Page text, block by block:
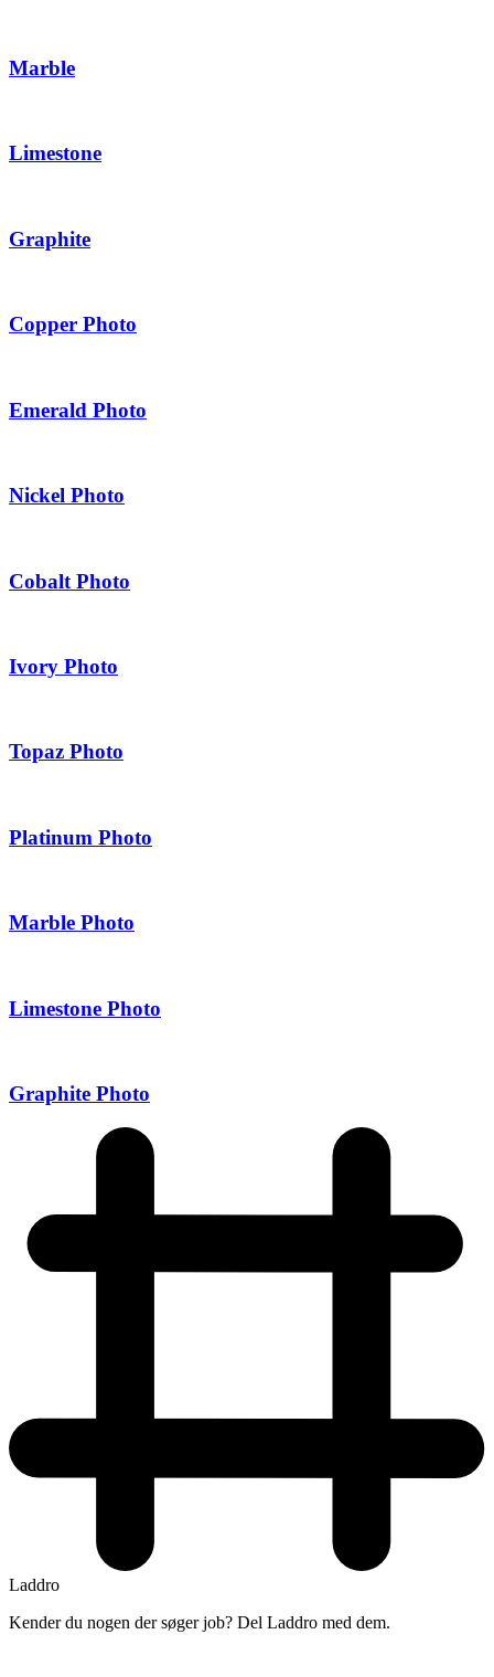
Marble
Limestone
Graphite
Copper Photo
Emerald Photo
Nickel Photo
Cobalt Photo
Ivory Photo
Topaz Photo
Platinum Photo
Marble Photo
Limestone Photo
Graphite Photo
Laddro
Kender du nogen der søger job? Del Laddro med dem.